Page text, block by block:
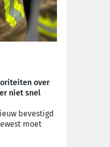
over
niet snel
bevestigd
moet